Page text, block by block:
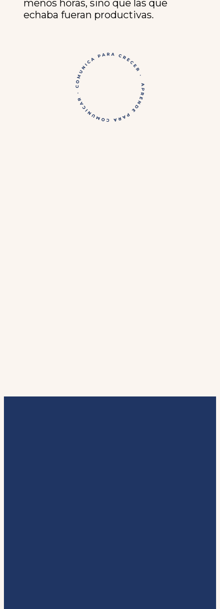
menos horas, sino que las que
echaba fueran productivas.